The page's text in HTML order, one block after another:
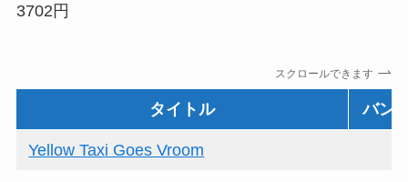
3702円
スクロールできます
タイトル バン
Yellow Taxi Goes Vroom